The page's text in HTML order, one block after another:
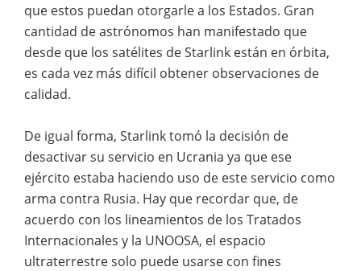
que estos puedan otorgarle a los Estados. Gran
cantidad de astrónomos han manifestado que
desde que los satélites de Starlink están en órbita,
es cada vez más difícil obtener observaciones de
calidad.
De igual forma, Starlink tomó la decisión de
desactivar su servicio en Ucrania ya que ese
ejército estaba haciendo uso de este servicio como
arma contra Rusia. Hay que recordar que, de
acuerdo con los lineamientos de los Tratados
Internacionales y la UNOOSA, el espacio
ultraterrestre solo puede usarse con fines